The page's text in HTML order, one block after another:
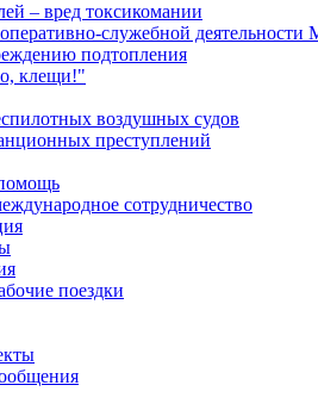
– вред токсикомании
оперативно-служебной
подтопления
клещи!"
воздушных судов
преступлений
сотрудничество
поездки